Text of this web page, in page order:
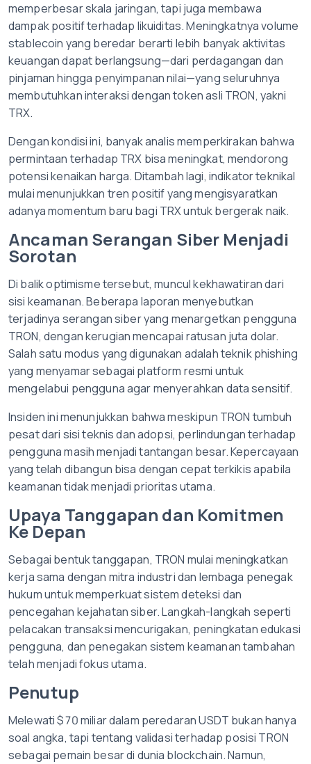
memperbesar skala jaringan, tapi juga membawa
dampak positif terhadap likuiditas. Meningkatnya volume
stablecoin yang beredar berarti lebih banyak aktivitas
keuangan dapat berlangsung—dari perdagangan dan
pinjaman hingga penyimpanan nilai—yang seluruhnya
membutuhkan interaksi dengan token asli TRON, yakni
TRX.
Dengan kondisi ini, banyak analis memperkirakan bahwa
permintaan terhadap TRX bisa meningkat, mendorong
potensi kenaikan harga. Ditambah lagi, indikator teknikal
mulai menunjukkan tren positif yang mengisyaratkan
adanya momentum baru bagi TRX untuk bergerak naik.
Ancaman Serangan Siber Menjadi
Sorotan
Di balik optimisme tersebut, muncul kekhawatiran dari
sisi keamanan. Beberapa laporan menyebutkan
terjadinya serangan siber yang menargetkan pengguna
TRON, dengan kerugian mencapai ratusan juta dolar.
Salah satu modus yang digunakan adalah teknik phishing
yang menyamar sebagai platform resmi untuk
mengelabui pengguna agar menyerahkan data sensitif.
Insiden ini menunjukkan bahwa meskipun TRON tumbuh
pesat dari sisi teknis dan adopsi, perlindungan terhadap
pengguna masih menjadi tantangan besar. Kepercayaan
yang telah dibangun bisa dengan cepat terkikis apabila
keamanan tidak menjadi prioritas utama.
Upaya Tanggapan dan Komitmen
Ke Depan
Sebagai bentuk tanggapan, TRON mulai meningkatkan
kerja sama dengan mitra industri dan lembaga penegak
hukum untuk memperkuat sistem deteksi dan
pencegahan kejahatan siber. Langkah-langkah seperti
pelacakan transaksi mencurigakan, peningkatan edukasi
pengguna, dan penegakan sistem keamanan tambahan
telah menjadi fokus utama.
Penutup
Melewati $70 miliar dalam peredaran USDT bukan hanya
soal angka, tapi tentang validasi terhadap posisi TRON
sebagai pemain besar di dunia blockchain. Namun,